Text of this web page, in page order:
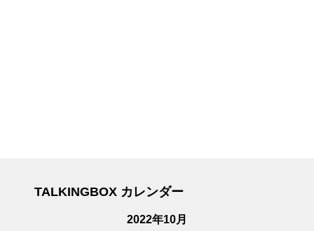
TALKINGBOX カレンダー
2022年10月